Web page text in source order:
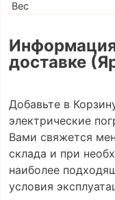
Вес
доставке
Добавьте в
электрические
Вами свяжется
склада и при
наиболее
условия